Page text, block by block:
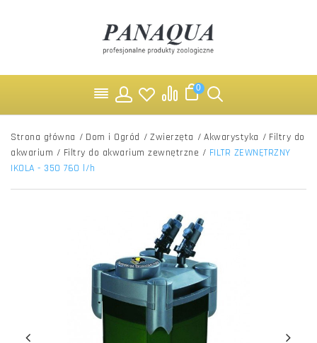
0
Strona główna / Dom i Ogród / Zwierzęta / Akwarystyka / Filtry do
akwarium / Filtry do akwarium zewnętrzne / FILTR ZEWNĘTRZNY
IKOLA - 350 760 l/h